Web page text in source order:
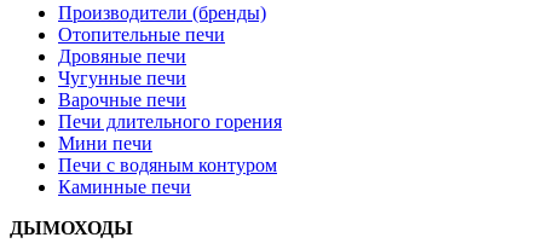
Производители (бренды)
Отопительные печи
Дровяные печи
Чугунные печи
Варочные печи
Печи длительного горения
Мини печи
Печи с водяным контуром
Каминные печи
ДЫМОХОДЫ